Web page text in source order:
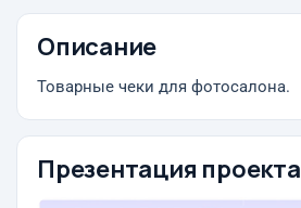
Описание
Товарные чеки для фотосалона.
Презентация проекта